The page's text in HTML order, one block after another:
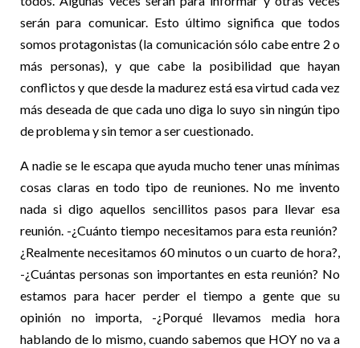
serán para comunicar. Esto último significa que todos
somos protagonistas (la comunicación sólo cabe entre 2 o
más personas), y que cabe la posibilidad que hayan
conflictos y que desde la madurez está esa virtud cada vez
más deseada de que cada uno diga lo suyo sin ningún tipo
de problema y sin temor a ser cuestionado.
A nadie se le escapa que ayuda mucho tener unas mínimas
cosas claras en todo tipo de reuniones. No me invento
nada si digo aquellos sencillitos pasos para llevar esa
reunión. -¿Cuánto tiempo necesitamos para esta reunión?
¿Realmente necesitamos 60 minutos o un cuarto de hora?,
-¿Cuántas personas son importantes en esta reunión? No
estamos para hacer perder el tiempo a gente que su
opinión no importa, -¿Porqué llevamos media hora
hablando de lo mismo, cuando sabemos que HOY no va a